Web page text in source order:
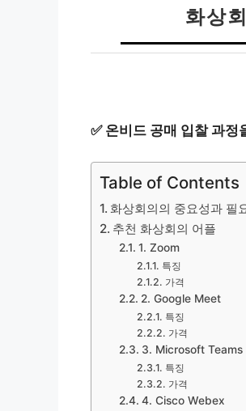
화상
✅ 온비드 공매 입찰 과정
Table of Contents
화상회의의 중요성과 필
추천 화상회의 어플
1. Zoom
특징
가격
2. Google Meet
특징
가격
3. Microsoft Teams
특징
가격
4. Cisco Webex